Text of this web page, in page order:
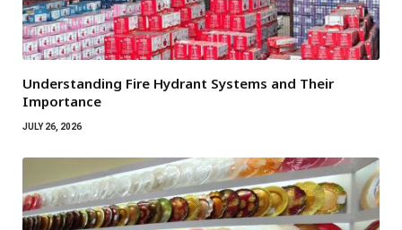
Understanding Fire Hydrant Systems and Their
Importance
JULY 26, 2026